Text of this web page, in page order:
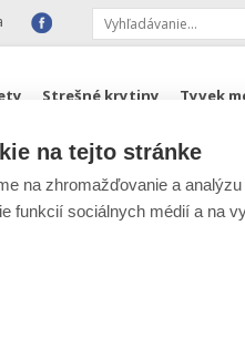
Strešné krytiny Tyvek
systémy KJG, ZENIT
na tejto stránke
na zhromažďovanie a
funkcií sociálnych médií a na